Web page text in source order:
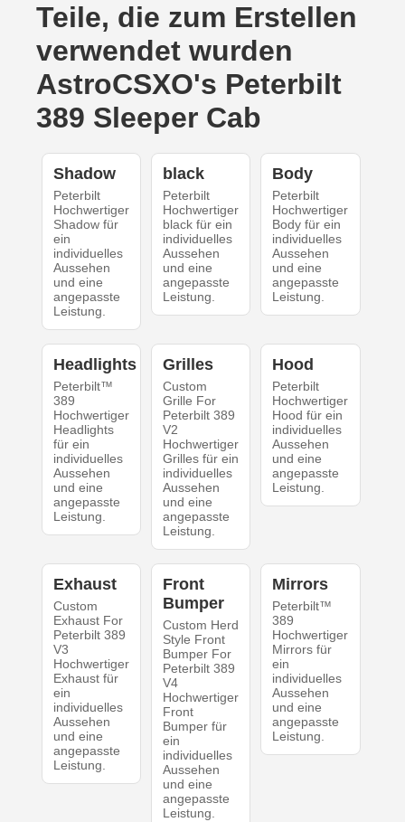
Teile, die zum Erstellen
verwendet wurden
AstroCSXO's Peterbilt
389 Sleeper Cab
Shadow
Peterbilt
Hochwertiger
Shadow für
ein
individuelles
Aussehen
und eine
angepasste
Leistung.
black
Peterbilt
Hochwertiger
black für ein
individuelles
Aussehen
und eine
angepasste
Leistung.
Body
Peterbilt
Hochwertiger
Body für ein
individuelles
Aussehen
und eine
angepasste
Leistung.
Headlights
Peterbilt™
389
Hochwertiger
Headlights
für ein
individuelles
Aussehen
und eine
angepasste
Leistung.
Grilles
Custom
Grille For
Peterbilt 389
V2
Hochwertiger
Grilles für ein
individuelles
Aussehen
und eine
angepasste
Leistung.
Hood
Peterbilt
Hochwertiger
Hood für ein
individuelles
Aussehen
und eine
angepasste
Leistung.
Exhaust
Custom
Exhaust For
Peterbilt 389
V3
Hochwertiger
Exhaust für
ein
individuelles
Aussehen
und eine
angepasste
Leistung.
Front
Bumper
Custom Herd
Style Front
Bumper For
Peterbilt 389
V4
Hochwertiger
Front
Bumper für
ein
individuelles
Aussehen
und eine
angepasste
Leistung.
Mirrors
Peterbilt™
389
Hochwertiger
Mirrors für
ein
individuelles
Aussehen
und eine
angepasste
Leistung.